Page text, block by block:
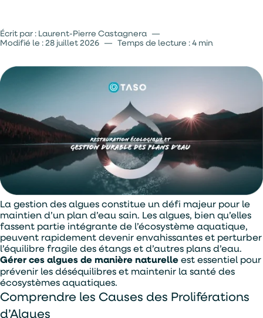
Écrit par : Laurent-Pierre Castagnera —
Modifié le :28 juillet 2026 — Temps de lecture : 4 min
La gestion des algues constitue un défi majeur pour le
maintien d’un plan d’eau sain. Les algues, bien qu’elles
fassent partie intégrante de l’écosystème aquatique,
peuvent rapidement devenir envahissantes et perturber
l’équilibre fragile des étangs et d’autres plans d’eau.
Gérer ces algues de manière naturelleest essentiel pour
prévenir les déséquilibres et maintenir la santé des
écosystèmes aquatiques.
Comprendre les Causes des Proliférations
d’Algues